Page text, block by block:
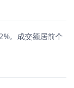
。成交额居前个